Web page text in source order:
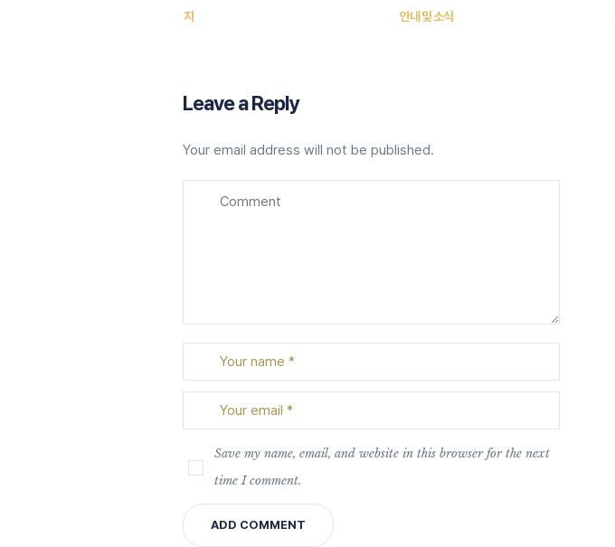
지
안내 및 소식
Leave a Reply
Your email address will not be published.
Save my name, email, and website in this browser for the next
time I comment.